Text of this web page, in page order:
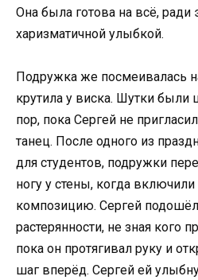
Она была готова на всё, ради
харизматичной улыбкой.
Подружка же посмеивалась
крутила у виска. Шутки были
пор, пока Сергей не
танец. После одного из
для студентов, подружки
ногу у стены, когда
композицию. Сергей
растерянности, не зная кого
пока он протягивал руку и
шаг вперёд. Сергей ей